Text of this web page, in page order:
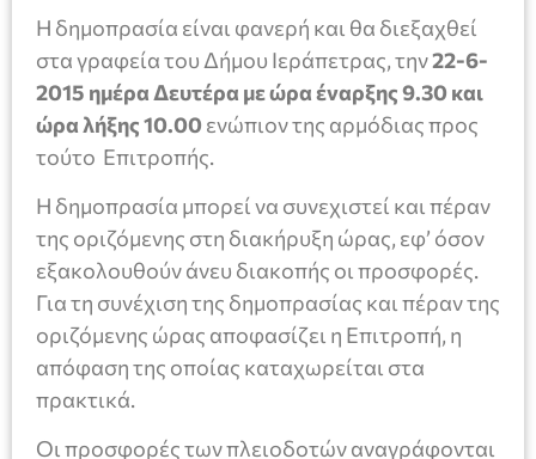
Η δημοπρασία είναι φανερή και θα διεξαχθεί
στα γραφεία του Δήμου Ιεράπετρας, την22-6-
2015 ημέρα Δευτέρα με ώρα έναρξης 9.30 και
ώρα λήξης 10.00 ενώπιον της αρμόδιας προς
τούτο Επιτροπής.
Η δημοπρασία μπορεί να συνεχιστεί και πέραν
της οριζόμενης στη διακήρυξη ώρας, εφ’ όσον
εξακολουθούν άνευ διακοπής οι προσφορές.
Για τη συνέχιση της δημοπρασίας και πέραν της
οριζόμενης ώρας αποφασίζει η Επιτροπή, η
απόφαση της οποίας καταχωρείται στα
πρακτικά.
Οι προσφορές των πλειοδοτών αναγράφονται